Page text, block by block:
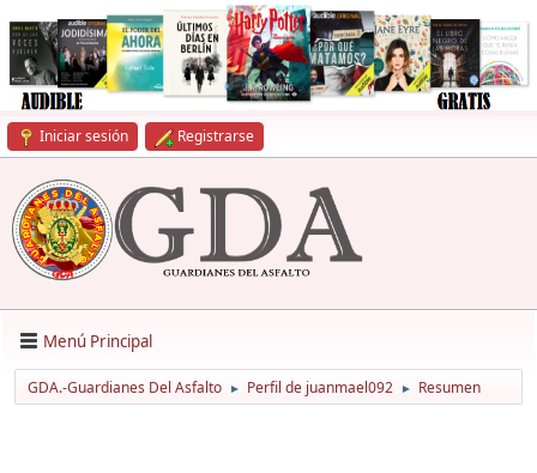
Iniciar sesión Registrarse
Menú Principal
GDA.-Guardianes Del Asfalto ► Perfil de juanmael092 ► Resumen